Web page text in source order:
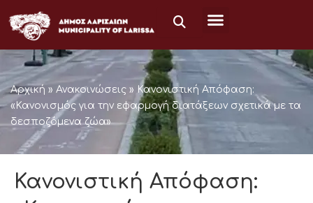
στο
περιεχόμενο
Αρχική » Ανακοινώσεις » Κανονιστική Απόφαση:
«Κανονισμός για την εφαρμογή διατάξεων σχετικά με τα
δεσποζόμενα ζώα»
Κανονιστική Απόφαση: